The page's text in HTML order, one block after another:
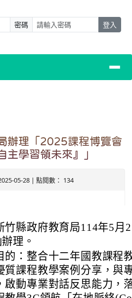
密碼 登入
辦理「2025課程博覽會
主學習領未來』」
05-28 | 點閱數： 134
竹縣政府教育局114年5月
理。
的：整合十二年國教課程
質課程教學案例分享，與
啟動專業對話反思能力，